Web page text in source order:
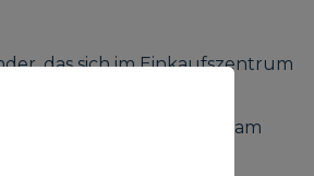
das sich im Einkaufszentrum
12:00 bis 22:00 Uhr und am